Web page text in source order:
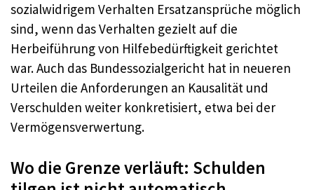
sozialwidrigem Verhalten Ersatzansprüche möglich
sind, wenn das Verhalten gezielt auf die
Herbeiführung von Hilfebedürftigkeit gerichtet
war. Auch das Bundessozialgericht hat in neueren
Urteilen die Anforderungen an Kausalität und
Verschulden weiter konkretisiert, etwa bei der
Vermögensverwertung.
Wo die Grenze verläuft: Schulden